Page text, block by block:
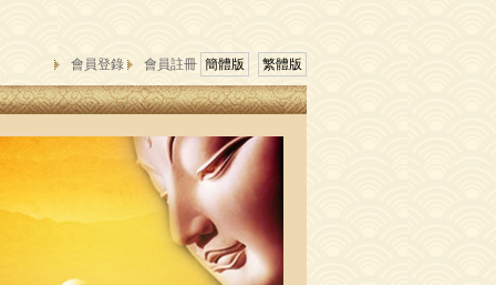
會員登錄 會員註冊 簡體版 繁體版